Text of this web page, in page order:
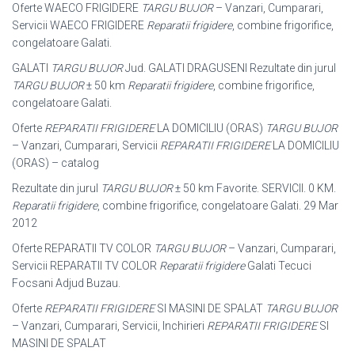
Oferte WAECO FRIGIDERE TARGU BUJOR– Vanzari, Cumparari,
Servicii WAECO FRIGIDERE Reparatii frigidere, combine frigorifice,
congelatoare Galati.
GALATI TARGU BUJORJud. GALATI DRAGUSENI Rezultate din jurul
TARGU BUJOR± 50 km Reparatii frigidere, combine frigorifice,
congelatoare Galati.
Oferte REPARATII FRIGIDERELA DOMICILIU (ORAS) TARGU BUJOR
– Vanzari, Cumparari, Servicii REPARATII FRIGIDERELA DOMICILIU
(ORAS) – catalog
Rezultate din jurul TARGU BUJOR± 50 km Favorite. SERVICII. 0 KM.
Reparatii frigidere, combine frigorifice, congelatoare Galati. 29 Mar
2012
Oferte REPARATII TV COLOR TARGU BUJOR– Vanzari, Cumparari,
Servicii REPARATII TV COLOR Reparatii frigidereGalati Tecuci
Focsani Adjud Buzau.
Oferte REPARATII FRIGIDERESI MASINI DE SPALAT TARGU BUJOR
– Vanzari, Cumparari, Servicii, Inchirieri REPARATII FRIGIDERESI
MASINI DE SPALAT